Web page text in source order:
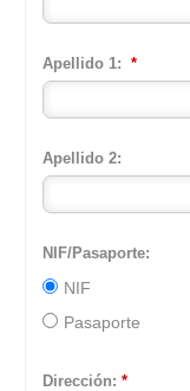
Apellido 1: *
Apellido 2:
NIF/Pasaporte:
NIF
Pasaporte
Dirección: *